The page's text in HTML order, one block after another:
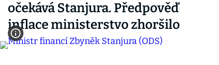
očekává Stanjura. Předpověď
inflace ministerstvo zhoršilo